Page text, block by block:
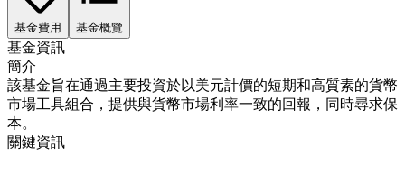
基金費用 基金概覽
基金資訊
簡介
該基金旨在通過主要投資於以美元計價的短期和高質素的貨幣
市場工具組合，提供與貨幣市場利率一致的回報，同時尋求保
本。
關鍵資訊